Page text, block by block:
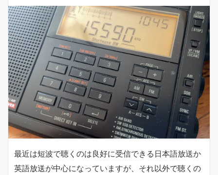
最近は短波で聴くのは良好に受信できる日本語放送か
英語放送が中心になっていますが、それ以外で聴くの